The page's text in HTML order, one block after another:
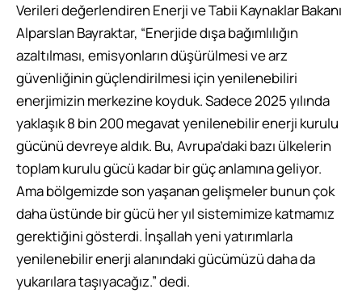
Verileri değerlendiren Enerji ve Tabii Kaynaklar Bakanı
Alparslan Bayraktar, “Enerjide dışa bağımlılığın
azaltılması, emisyonların düşürülmesi ve arz
güvenliğinin güçlendirilmesi için yenilenebiliri
enerjimizin merkezine koyduk. Sadece 2025 yılında
yaklaşık 8 bin 200 megavat yenilenebilir enerji kurulu
gücünü devreye aldık. Bu, Avrupa’daki bazı ülkelerin
toplam kurulu gücü kadar bir güç anlamına geliyor.
Ama bölgemizde son yaşanan gelişmeler bunun çok
daha üstünde bir gücü her yıl sistemimize katmamız
gerektiğini gösterdi. İnşallah yeni yatırımlarla
yenilenebilir enerji alanındaki gücümüzü daha da
yukarılara taşıyacağız.” dedi.